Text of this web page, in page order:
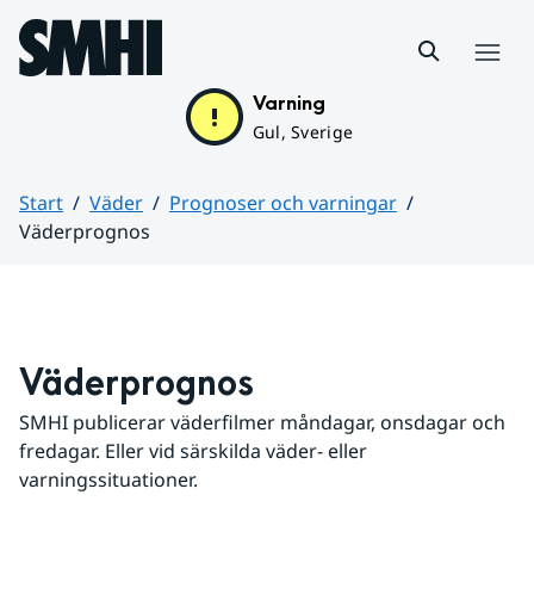
Hoppa till sidans innehåll
Varning
Gul, Sverige
Start Väder
Prognoser och varningar
Väderprognos
Väderprognos
SMHI publicerar väderfilmer måndagar, onsdagar och
fredagar. Eller vid särskilda väder- eller
varningssituationer.